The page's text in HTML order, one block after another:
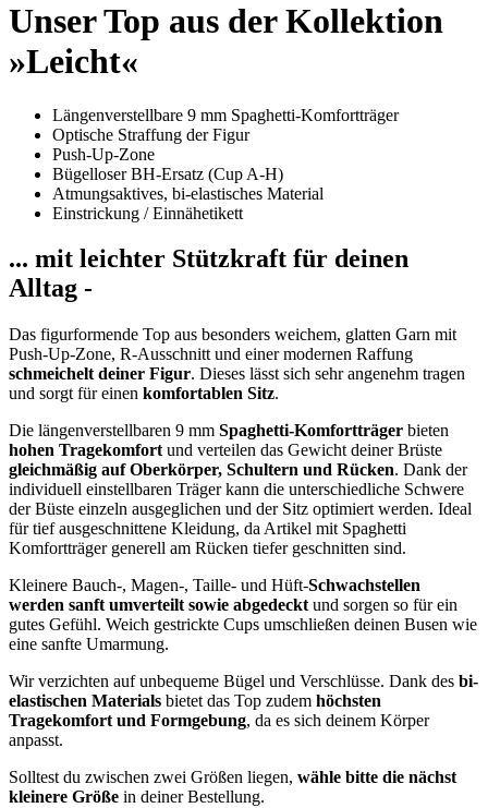
Unser Top aus der Kollektion
»Leicht«
Längenverstellbare 9 mm Spaghetti-Komfortträger
Optische Straffung der Figur
Push-Up-Zone
Bügelloser BH-Ersatz (Cup A-H)
Atmungsaktives, bi-elastisches Material
Einstrickung / Einnähetikett
... mit leichter Stützkraft für deinen
Alltag -
Das figurformende Top aus besonders weichem, glatten Garn mit
Push-Up-Zone, R-Ausschnitt und einer modernen Raffung
schmeichelt deiner Figur. Dieses lässt sich sehr angenehm tragen
und sorgt für einen komfortablen Sitz.
Die längenverstellbaren 9 mm Spaghetti-Komfortträger bieten
hohen Tragekomfort und verteilen das Gewicht deiner Brüste
gleichmäßig auf Oberkörper, Schultern und Rücken. Dank der
individuell einstellbaren Träger kann die unterschiedliche Schwere
der Büste einzeln ausgeglichen und der Sitz optimiert werden. Ideal
für tief ausgeschnittene Kleidung, da Artikel mit Spaghetti
Komfortträger generell am Rücken tiefer geschnitten sind.
Kleinere Bauch-, Magen-, Taille- und Hüft-Schwachstellen
werden sanft umverteilt sowie abgedeckt und sorgen so für ein
gutes Gefühl. Weich gestrickte Cups umschließen deinen Busen wie
eine sanfte Umarmung.
Wir verzichten auf unbequeme Bügel und Verschlüsse. Dank des bi-
elastischen Materials bietet das Top zudem höchsten
Tragekomfort und Formgebung, da es sich deinem Körper
anpasst.
Solltest du zwischen zwei Größen liegen, wähle bitte die nächst
kleinere Größe in deiner Bestellung.